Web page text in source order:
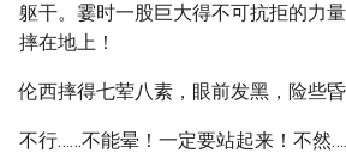
躯干。霎时一股巨大得不可抗拒的力
摔在地上！
伦西摔得七荤八素，眼前发黑，险些昏
不行……不能晕！一定要站起来！不然